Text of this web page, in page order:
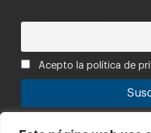
Acepto la política de
Tu información está